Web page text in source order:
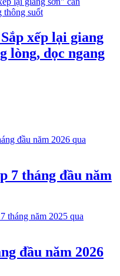
xếp lại giang
lòng, dọc ngang
7 tháng đầu năm
đầu năm 2026